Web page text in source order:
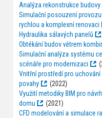
Analýza rekonstrukce budovy
Simulační posouzení
rychlou a komplexní renovaci
Hydraulika sálavých panelů
Obtékání budov větrem
Simulační analýza systému
scénáře pro modernizaci
Vnitřní prostředí pro
povahy
(2022)
Využití metodiky BIM pro
domu
(2021)
CFD modelování a simulace